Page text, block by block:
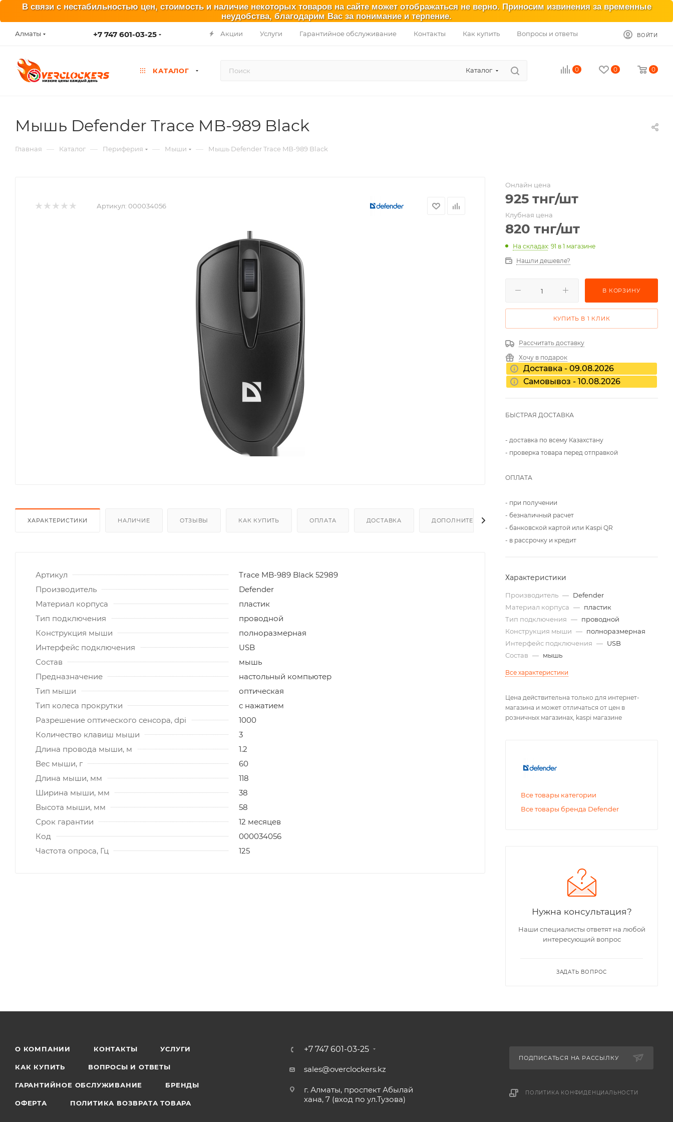
В связи с нестабильностью цен, стоимость и наличие некоторых товаров на сайте может отображаться не верно. Приносим извинения за временные
неудобства, благодарим Вас за понимание и терпение.
Алматы +7 747 601-03-25 Акции Услуги Гарантийное обслуживание Контакты Как купить Вопросы и ответы ВОЙТИ
КАТАЛОГ Каталог 0 0 0
Мышь Defender Trace MB-989 Black
Главная — Каталог — Периферия — Мыши — Мышь Defender Trace MB-989 Black
Артикул: 000034056
ХАРАКТЕРИСТИКИ НАЛИЧИЕ ОТЗЫВЫ КАК КУПИТЬ ОПЛАТА ДОСТАВКА ДОПОЛНИТЕЛЬНО
Артикул
Trace MB-989 Black 52989
Производитель
Defender
Материал корпуса
пластик
Тип подключения
проводной
Конструкция мыши
полноразмерная
Интерфейс подключения
USB
Состав
мышь
Предназначение
настольный компьютер
Тип мыши
оптическая
Тип колеса прокрутки
с нажатием
Разрешение оптического сенсора, dpi
1000
Количество клавиш мыши
3
Длина провода мыши, м
1.2
Вес мыши, г
60
Длина мыши, мм
118
Ширина мыши, мм
38
Высота мыши, мм
58
Срок гарантии
12 месяцев
Код
000034056
Частота опроса, Гц
125
Онлайн цена
925 тнг/шт
Клубная цена
820 тнг/шт
На складах: 91 в 1 магазине
Нашли дешевле?
В КОРЗИНУ
КУПИТЬ В 1 КЛИК
Рассчитать доставку
Хочу в подарок
Доставка - 09.08.2026
Самовывоз - 10.08.2026
БЫСТРАЯ ДОСТАВКА
- доставка по всему Казахстану
- проверка товара перед отправкой
ОПЛАТА
- при получении
- безналичный расчет
- банковской картой или Kaspi QR
- в рассрочку и кредит
Характеристики
Производитель — Defender
Материал корпуса — пластик
Тип подключения — проводной
Конструкция мыши — полноразмерная
Интерфейс подключения — USB
Состав — мышь
Все характеристики
Цена действительна только для интернет-
магазина и может отличаться от цен в
розничных магазинах, kaspi магазине
Все товары категории
Все товары бренда Defender
Нужна консультация?
Наши специалисты ответят на любой
интересующий вопрос
ЗАДАТЬ ВОПРОС
О КОМПАНИИ КОНТАКТЫ УСЛУГИ
КАК КУПИТЬ ВОПРОСЫ И ОТВЕТЫ
ГАРАНТИЙНОЕ ОБСЛУЖИВАНИЕ БРЕНДЫ
ОФЕРТА ПОЛИТИКА ВОЗВРАТА ТОВАРА
+7 747 601-03-25
sales@overclockers.kz
г. Алматы, проспект Абылай
хана, 7 (вход по ул.Тузова)
ПОДПИСАТЬСЯ НА РАССЫЛКУ
ПОЛИТИКА КОНФИДЕНЦИАЛЬНОСТИ